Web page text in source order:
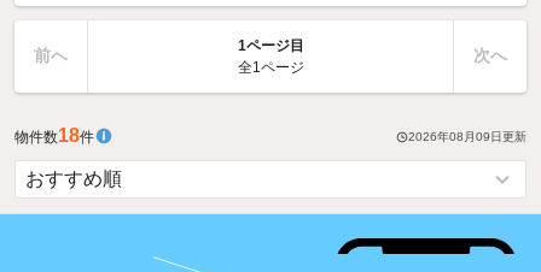
前へ
1ページ目
全1ページ
次へ
物件数18件 2026年08月09日更新